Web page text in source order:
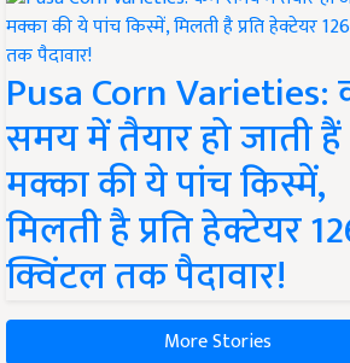
Pusa Corn
समय में तैयार हो जाती हैं
मक्का की ये पांच किस्में,
मिलती है प्रति हेक्टेयर
क्विंटल तक पैदावार!
More Stories